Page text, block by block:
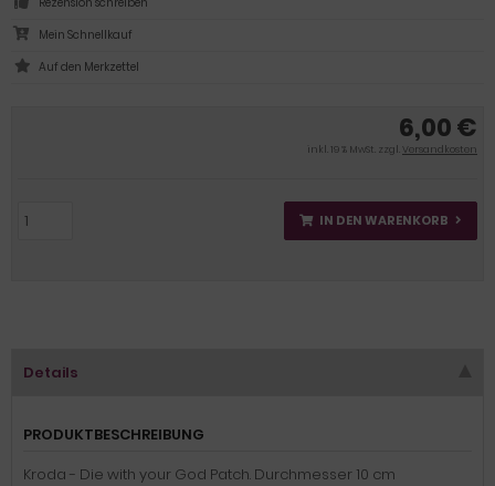
6,00 €
inkl. 19 % MwSt. zzgl.Versandkosten
IN DEN WARENKORB
Mein Schnellkauf
Details
PRODUKTBESCHREIBUNG
Kroda - Die with your God Patch. Durchmesser 10 cm